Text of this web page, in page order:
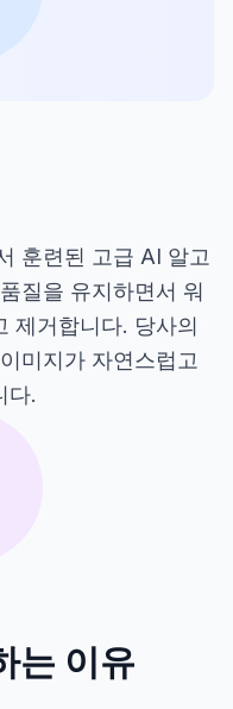
훈련된 고급 AI 알고
질을 유지하면서 워
제거합니다. 당사의
미지가 자연스럽고
다.
는 이유